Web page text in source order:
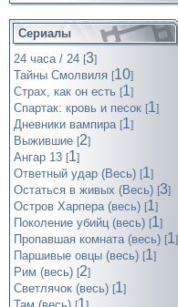
Сериалы
24 часа / 24 [3]
Тайны Смолвиля [10]
Страх, как он есть [1]
Спартак: кровь и песок [1]
Дневники вампира [1]
Выжившие [2]
Ангар 13 [1]
Ответный удар (Весь) [1]
Остаться в живых (Весь) [3]
Остров Харпера (весь) [1]
Поколение убийц (весь) [1]
Пропавшая комната (весь) [1]
Паршивые овцы (весь) [1]
Рим (весь) [2]
Светлячок (весь) [1]
1